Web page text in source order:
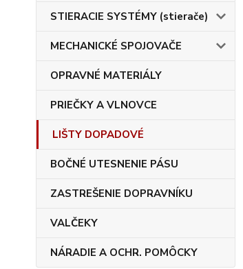
STIERACIE SYSTÉMY (stierače)
MECHANICKÉ SPOJOVAČE
OPRAVNÉ MATERIÁLY
PRIEČKY A VLNOVCE
LIŠTY DOPADOVÉ
BOČNÉ UTESNENIE PÁSU
ZASTREŠENIE DOPRAVNÍKU
VALČEKY
NÁRADIE A OCHR. POMÔCKY